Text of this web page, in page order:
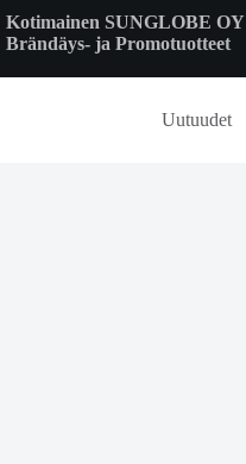
to
content
Kotimainen SUNGLOBE OY
Brändäys- ja Promotuotteet
Uutuudet